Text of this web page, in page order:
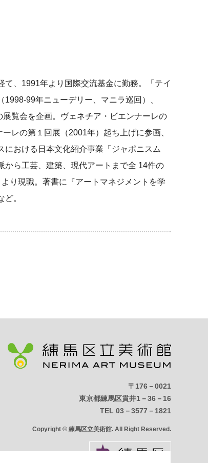
、1991年より国際交流基金に勤務。「テイ
99年ニューデリー、マニラ巡回）、
展覧会を企画。ヴェネチア・ビエンナーレの
レの第１回展（2001年）起ち上げに参画、
おける日本文化紹介事業「ジャポニスム
から工芸、建築、現代アートまで全 14件の
り現職。著書に『アートマネジメントを学
。
〒176－0021
東京都練馬区貫井1－36－16
TEL 03－3577－1821
Copyright © 練馬区立美術館. All Right Reserved.